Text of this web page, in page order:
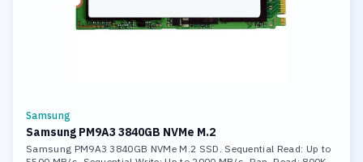
Samsung
Samsung PM9A3 3840GB NVMe M.2
Samsung PM9A3 3840GB NVMe M.2 SSD. Sequential Read: Up to